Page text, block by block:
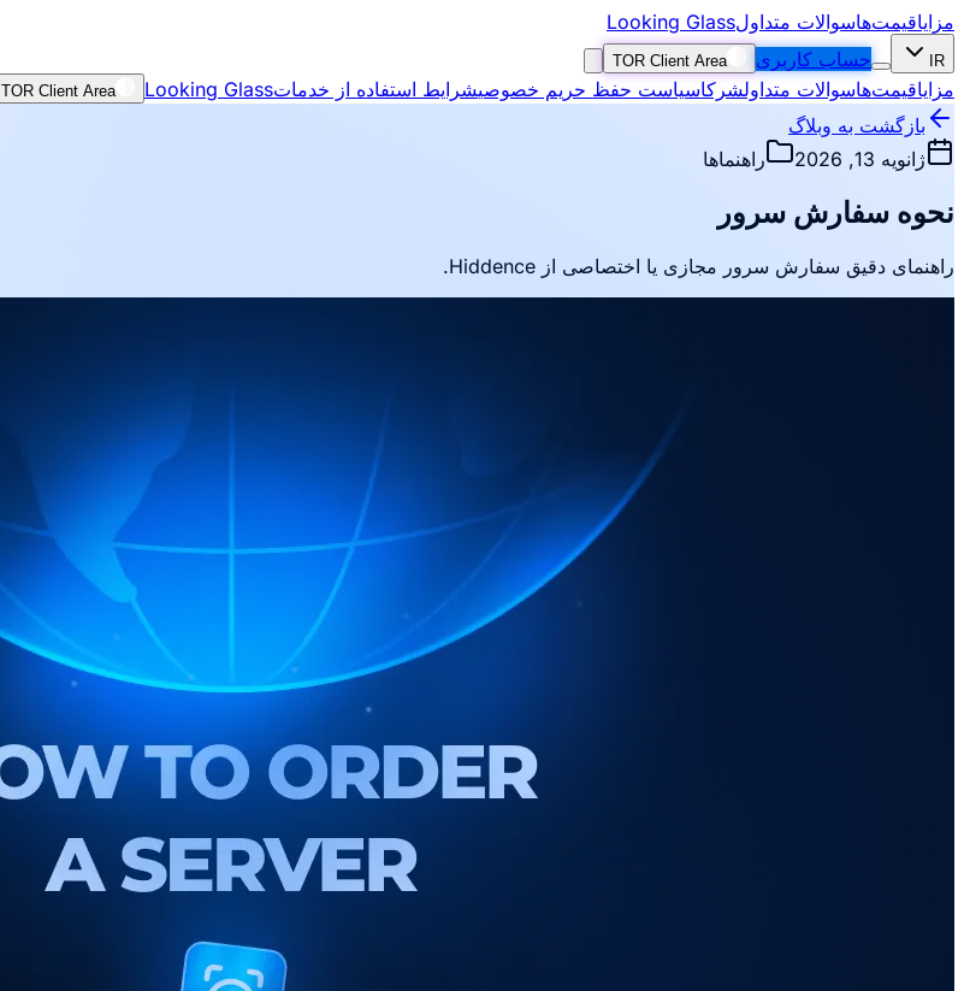
مزایاقیمت‌هاسوالات متداولLooking Glass
IR حساب کاربری TOR Client Area
مزایاقیمت‌هاسوالات متداولشرکاسیاست حفظ حریم خصوصیشرایط استفاده از خدماتLooking Glass
TOR Client Area
بازگشت به وبلاگ
ژانویه 13, 2026
راهنماها
نحوه سفارش سرور
راهنمای دقیق سفارش سرور مجازی یا اختصاصی از Hiddence.